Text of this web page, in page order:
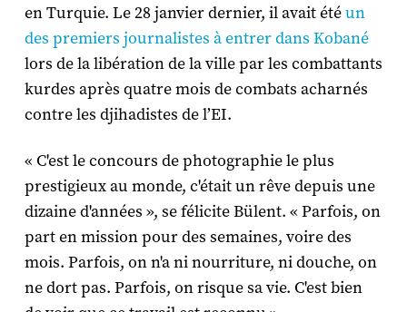
en Turquie. Le 28 janvier dernier, il avait étéun
des premiers journalistes à entrer dans Kobané
lors de la libération de la ville par les combattants
kurdes après quatre mois de combats acharnés
contre les djihadistes de l’EI.
« C'est le concours de photographie le plus
prestigieux au monde, c'était un rêve depuis une
dizaine d'années », se félicite Bülent. « Parfois, on
part en mission pour des semaines, voire des
mois. Parfois, on n'a ni nourriture, ni douche, on
ne dort pas. Parfois, on risque sa vie. C'est bien